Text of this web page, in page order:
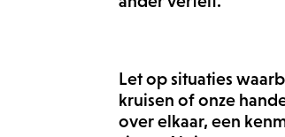
Let op situaties
kruisen of onze
over elkaar, een